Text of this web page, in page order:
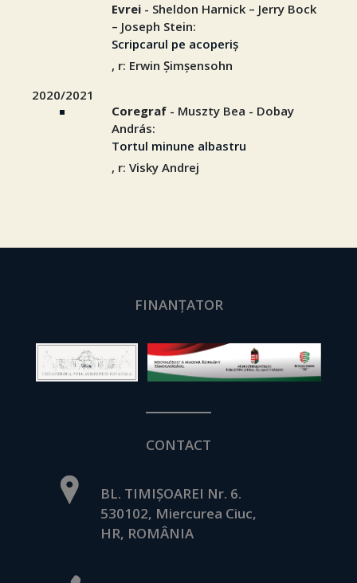
Evrei - Sheldon Harnick – Jerry Bock
– Joseph Stein:
Scripcarul pe acoperiș
, r: Erwin Șimșensohn
2020/2021
Coregraf - Muszty Bea - Dobay
András:
Tortul minune albastru
, r: Visky Andrej
FINANȚATOR
CONTACT
BL. TIMIȘOAREI Nr. 6.
530102, Miercurea Ciuc,
HR, ROMÂNIA